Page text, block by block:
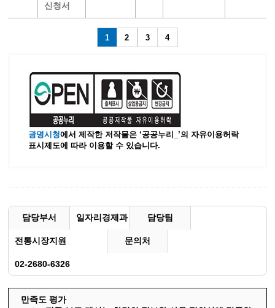
신청서
1 2 3 4
광명시청에서 제작한 저작물은 ‘공공누리_’의 자유이용허락
표시제도에 따라 이용할 수 있습니다.
담당부서 일자리경제과 담당팀
전통시장지원 문의처
02-2680-6326
만족도 평가